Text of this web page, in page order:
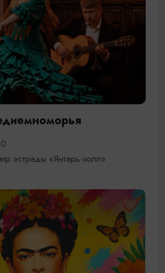
эстрады «Янтарь-холл»